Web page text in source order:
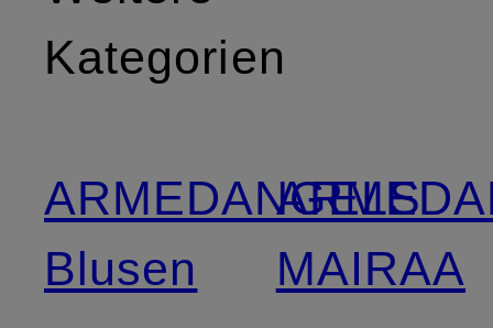
Kategorien
ARMEDANGELS
Blusen
MAIRAA